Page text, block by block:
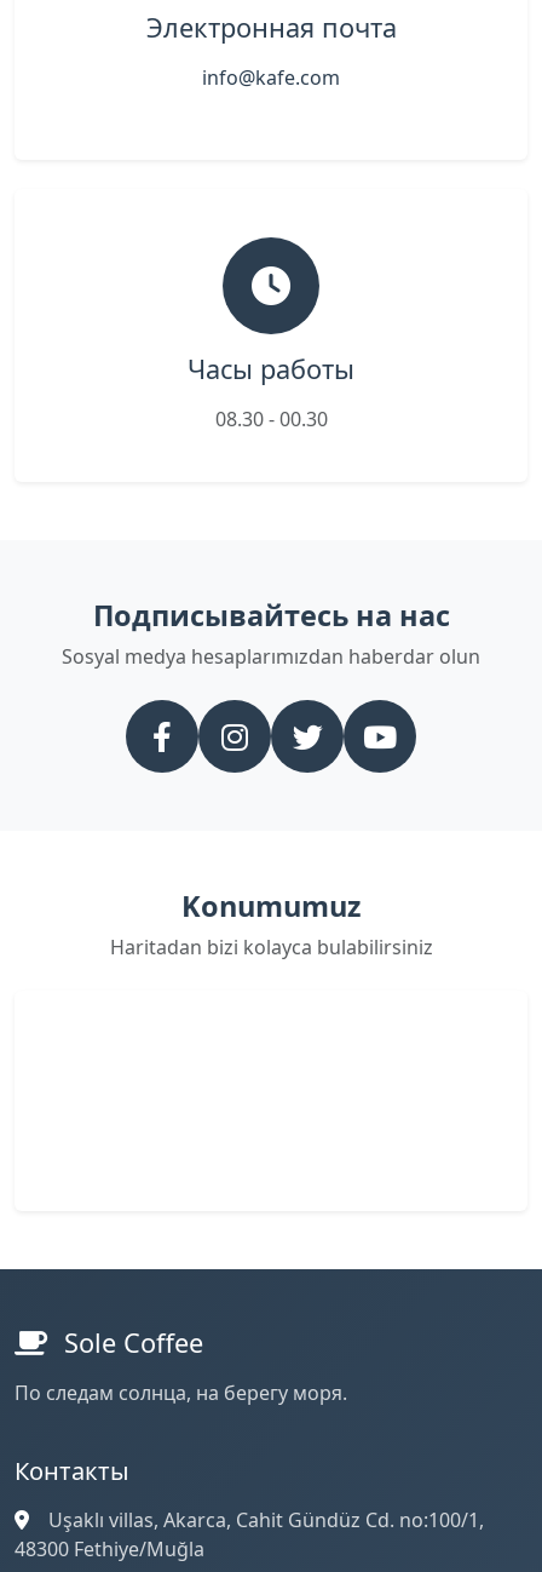
Электронная почта
info@kafe.com
Часы работы
08.30 - 00.30
Подписывайтесь на нас
Sosyal medya hesaplarımızdan haberdar olun
Konumumuz
Haritadan bizi kolayca bulabilirsiniz
Sole Coffee
По следам солнца, на берегу моря.
Контакты
Uşaklı villas, Akarca, Cahit Gündüz Cd. no:100/1,
48300 Fethiye/Muğla